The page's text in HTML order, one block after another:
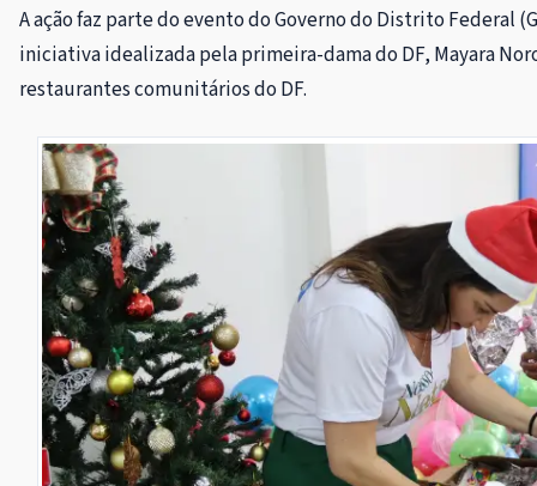
A ação faz parte do evento do Governo do Distrito Federal
iniciativa idealizada pela primeira-dama do DF, Mayara
restaurantes comunitários do DF.